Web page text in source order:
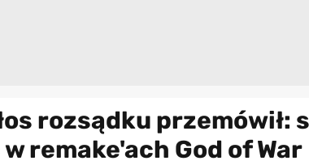
rozsądku przemówił:
remake'ach God of War